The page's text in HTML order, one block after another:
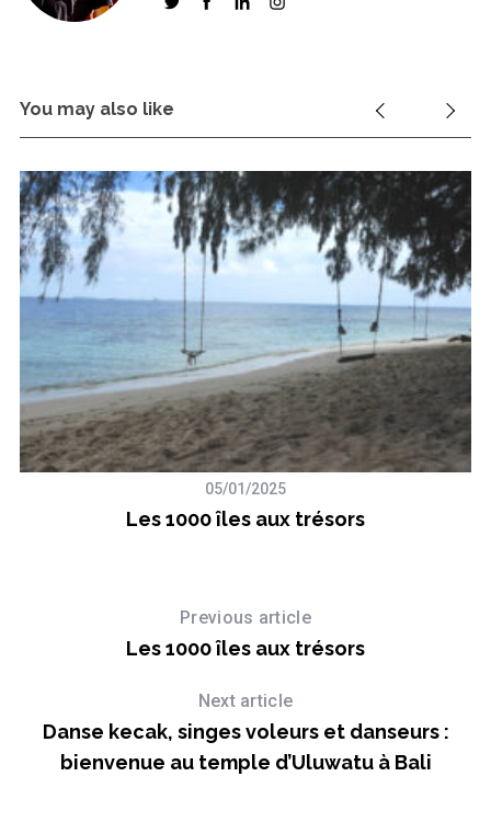
You may also like
05/01/2025
Les 1000 îles aux trésors
Previous article
Les 1000 îles aux trésors
Next article
Danse kecak, singes voleurs et danseurs :
bienvenue au temple d’Uluwatu à Bali